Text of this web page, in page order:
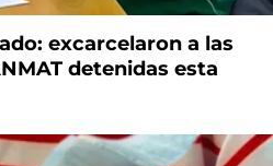
excarcelaron a las
detenidas esta